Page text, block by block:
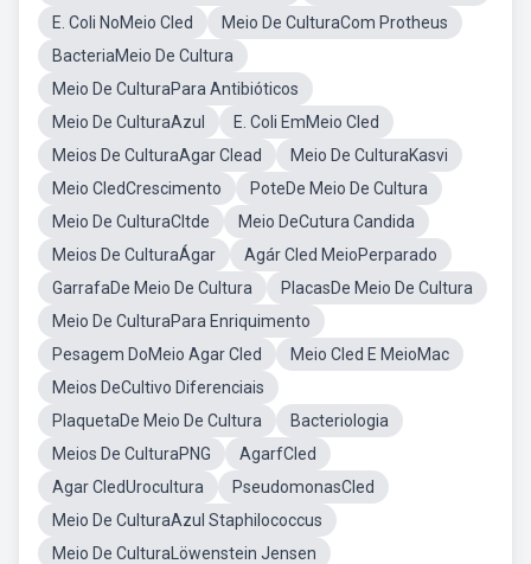
E. Coli NoMeio Cled
Meio De CulturaCom Protheus
BacteriaMeio De Cultura
Meio De CulturaPara Antibióticos
Meio De CulturaAzul
E. Coli EmMeio Cled
Meios De CulturaAgar Clead
Meio De CulturaKasvi
Meio CledCrescimento
PoteDe Meio De Cultura
Meio De CulturaCltde
Meio DeCutura Candida
Meios De CulturaÁgar
Agár Cled MeioPerparado
GarrafaDe Meio De Cultura
PlacasDe Meio De Cultura
Meio De CulturaPara Enriquimento
Pesagem DoMeio Agar Cled
Meio Cled E MeioMac
Meios DeCultivo Diferenciais
PlaquetaDe Meio De Cultura
Bacteriologia
Meios De CulturaPNG
AgarfCled
Agar CledUrocultura
PseudomonasCled
Meio De CulturaAzul Staphilococcus
Meio De CulturaLöwenstein Jensen